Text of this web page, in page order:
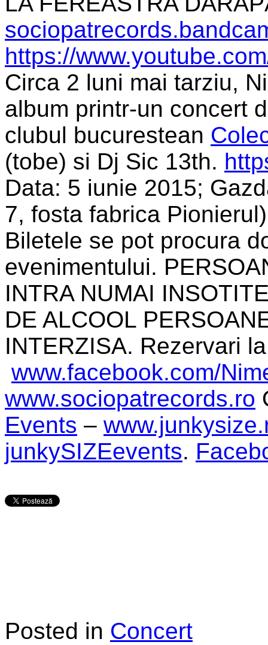
https://
Circa 2 luni mai tarziu,
album printr-un concert
clubul bucurestean
(tobe) si Dj Sic 13th.
Data: 5 iunie 2015;
7, fosta fabrica
Biletele se pot procura
evenimentului.
INTRA NUMAI
DE ALCOOL
INTERZISA. Rezervari
www.facebook.com/
www.sociopatrecords.ro
Events –
junkySIZEevents.
Posted in Concert